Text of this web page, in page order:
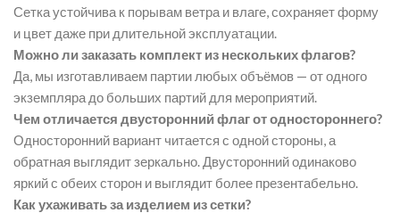
Сетка устойчива к порывам ветра и влаге, сохраняет форму
и цвет даже при длительной эксплуатации.
Можно ли заказать комплект из нескольких флагов?
Да, мы изготавливаем партии любых объёмов — от одного
экземпляра до больших партий для мероприятий.
Чем отличается двусторонний флаг от одностороннего?
Односторонний вариант читается с одной стороны, а
обратная выглядит зеркально. Двусторонний одинаково
яркий с обеих сторон и выглядит более презентабельно.
Как ухаживать за изделием из сетки?